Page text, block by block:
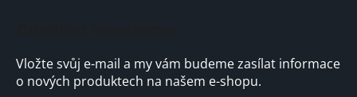
Vložte svůj e-mail a my vám budeme zasílat informace
o nových produktech na našem e-shopu.